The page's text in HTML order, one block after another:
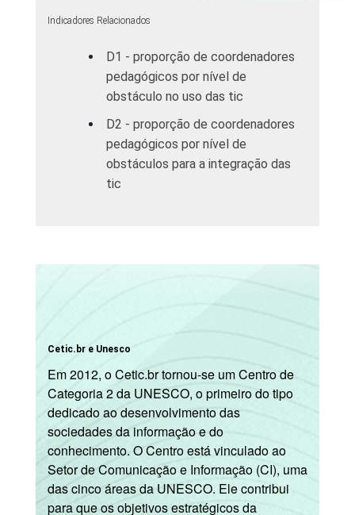
Indicadores Relacionados
D1 - proporção de coordenadores
pedagógicos por nível de
obstáculo no uso das tic
D2 - proporção de coordenadores
pedagógicos por nível de
obstáculos para a integração das
tic
Cetic.br e Unesco
Em 2012, o Cetic.br tornou-se um Centro de
Categoria 2 da UNESCO, o primeiro do tipo
dedicado ao desenvolvimento das
sociedades da informação e do
conhecimento. O Centro está vinculado ao
Setor de Comunicação e Informação (CI), uma
das cinco áreas da UNESCO. Ele contribui
para que os objetivos estratégicos da